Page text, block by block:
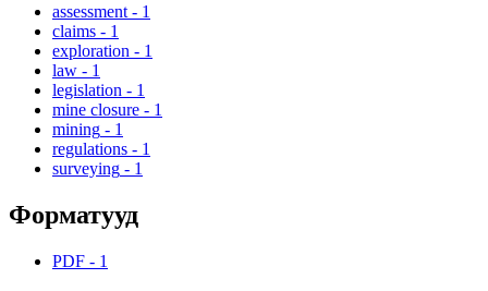
assessment - 1
claims - 1
exploration - 1
law - 1
legislation - 1
mine closure - 1
mining - 1
regulations - 1
surveying - 1
Форматууд
PDF - 1